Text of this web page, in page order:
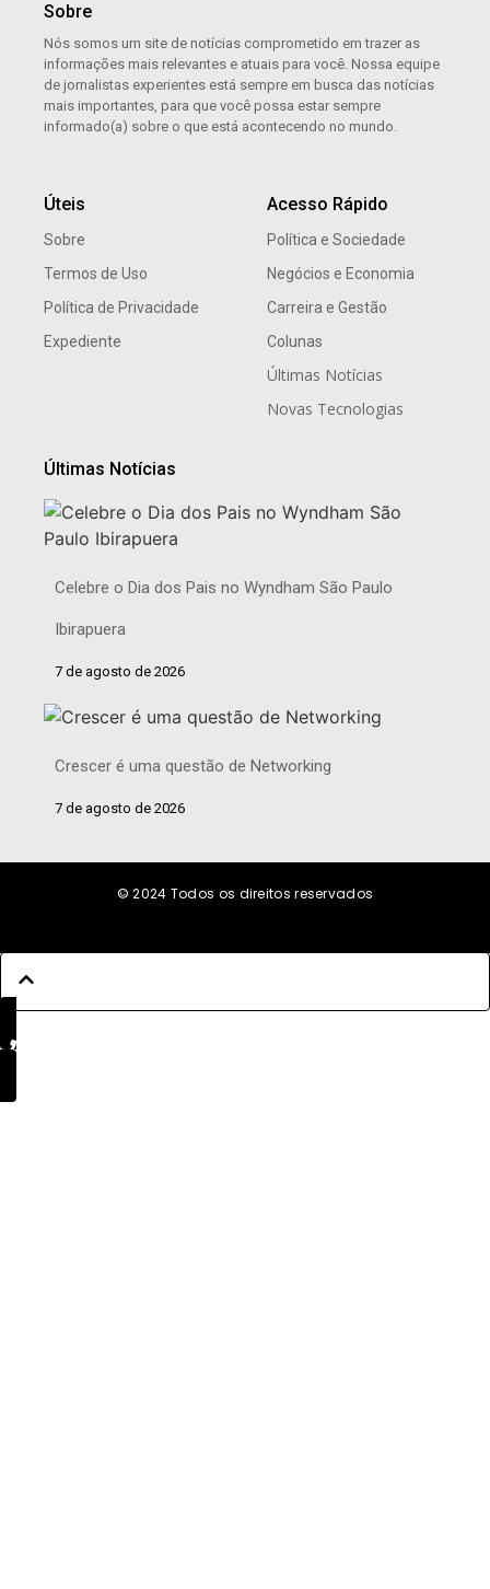
Sobre
Nós somos um site de notícias comprometido em trazer as
informações mais relevantes e atuais para você. Nossa equipe
de jornalistas experientes está sempre em busca das notícias
mais importantes, para que você possa estar sempre
informado(a) sobre o que está acontecendo no mundo.
Úteis
Sobre
Termos de Uso
Política de Privacidade
Expediente
Acesso Rápido
Política e Sociedade
Negócios e Economia
Carreira e Gestão
Colunas
Últimas Notícias
Novas Tecnologias
Últimas Notícias
Celebre o Dia dos Pais no Wyndham São Paulo
Ibirapuera
7 de agosto de 2026
Crescer é uma questão de Networking
7 de agosto de 2026
© 2024 Todos os direitos reservados